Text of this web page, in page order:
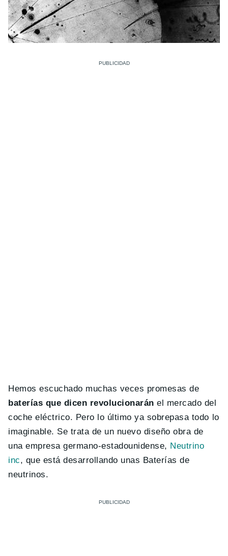
Hemos escuchado muchas veces promesas de
baterías que dicen revolucionarán el mercado del
coche eléctrico. Pero lo último ya sobrepasa todo lo
imaginable. Se trata de un nuevo diseño obra de
una empresa germano-estadounidense, Neutrino
inc, que está desarrollando unas Baterías de
neutrinos.